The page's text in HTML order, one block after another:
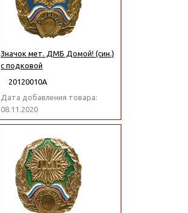
Значок мет. ДМБ Домой! (син.)
с подковой
20120010А
Дата добавления товара:
08.11.2020